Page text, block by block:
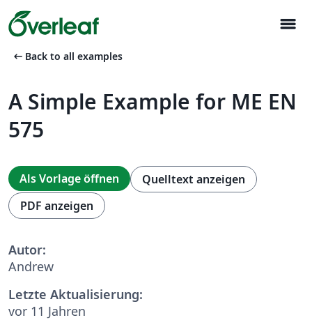
menu
arrow_left_alt Back to all examples
A Simple Example for ME EN
575
Als Vorlage öffnen
Quelltext anzeigen
PDF anzeigen
Autor:
Andrew
Letzte Aktualisierung:
vor 11 Jahren